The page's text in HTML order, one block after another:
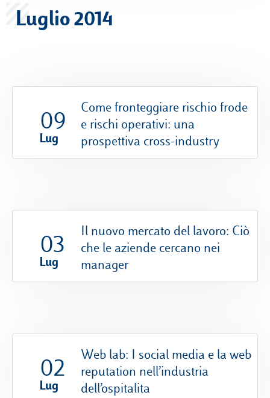
Luglio 2014
09
Lug
Come fronteggiare rischio frode
e rischi operativi: una
prospettiva cross-industry
03
Lug
Il nuovo mercato del lavoro: Ciò
che le aziende cercano nei
manager
02
Lug
Web lab: I social media e la web
reputation nell’industria
dell’ospitalita